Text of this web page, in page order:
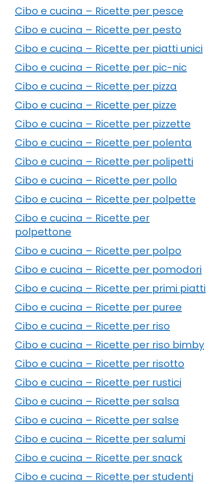
Cibo e cucina – Ricette per pesce
Cibo e cucina – Ricette per pesto
Cibo e cucina – Ricette per piatti unici
Cibo e cucina – Ricette per pic-nic
Cibo e cucina – Ricette per pizza
Cibo e cucina – Ricette per pizze
Cibo e cucina – Ricette per pizzette
Cibo e cucina – Ricette per polenta
Cibo e cucina – Ricette per polipetti
Cibo e cucina – Ricette per pollo
Cibo e cucina – Ricette per polpette
Cibo e cucina – Ricette per
polpettone
Cibo e cucina – Ricette per polpo
Cibo e cucina – Ricette per pomodori
Cibo e cucina – Ricette per primi piatti
Cibo e cucina – Ricette per puree
Cibo e cucina – Ricette per riso
Cibo e cucina – Ricette per riso bimby
Cibo e cucina – Ricette per risotto
Cibo e cucina – Ricette per rustici
Cibo e cucina – Ricette per salsa
Cibo e cucina – Ricette per salse
Cibo e cucina – Ricette per salumi
Cibo e cucina – Ricette per snack
Cibo e cucina – Ricette per studenti